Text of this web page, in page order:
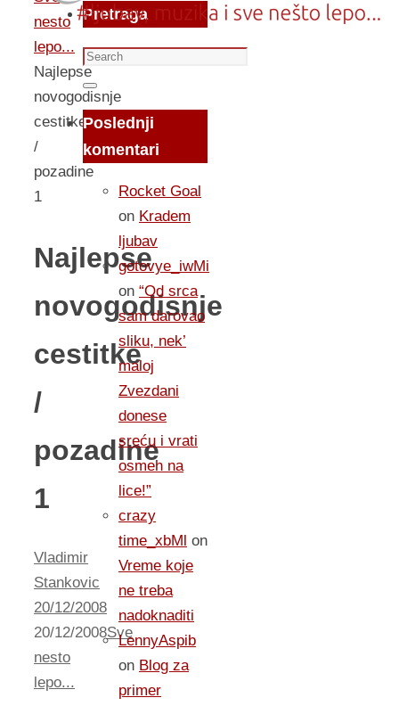
nesto
lepo...
Najlepse
novogodisnje
cestitke
/
pozadine
1
Najlepse
novogodisnje
cestitke
/
pozadine
1
Vladimir
Stankovic
20/12/2008
20/12/2008Sve
nesto
lepo...
Pretraga
Search
for:
Search
Poslednji
komentari
Rocket Goal
on Kradem
ljubav
gotovye_iwMi
on “Od srca
sam darovao
sliku, nek’
maloj
Zvezdani
donese
sreću i vrati
osmeh na
lice!”
crazy
time_xbMl on
Vreme koje
ne treba
nadoknaditi
LennyAspib
on Blog za
primer